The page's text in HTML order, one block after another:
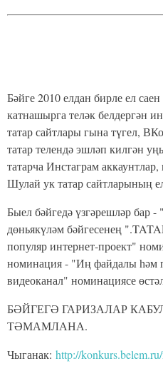
Бәйге 2010 елдан бирле ел
катнашырга теләк белдергән
татар сайтлары гына түгел,
татар телендә эшләп килгән
татарча Инстаграм
Шулай ук татар сайтларының
Быел бәйгедә үзгәрешләр бар
дөньякүләм бәйгесенең
популяр интернет-проект"
номинация - "Иң файдалы һәм
видеоканал" номинациясе
БӘЙГЕГӘ ГАРИЗАЛАР
ТӘМАМЛАНА.
Чыганак: http://